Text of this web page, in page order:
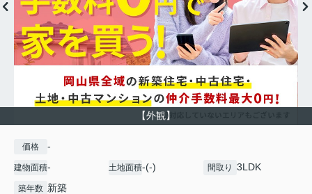
【外観】
価格 -
建物面積- 土地面積-(-) 間取り 3LDK
築年数 新築